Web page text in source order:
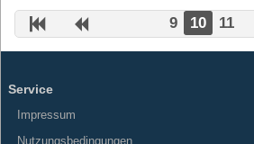
9 10 11
Service
Impressum
Nutzungsbedingungen